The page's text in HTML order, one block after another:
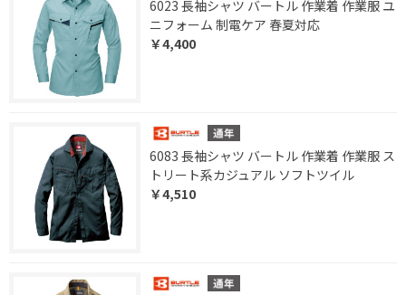
6023 長袖シャツ バートル 作業着 作業服 ユ
ニフォーム 制電ケア 春夏対応
￥4,400
6083 長袖シャツ バートル 作業着 作業服 ス
トリート系カジュアル ソフトツイル
￥4,510